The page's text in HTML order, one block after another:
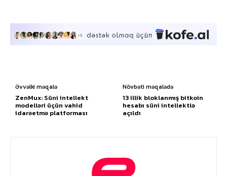
Əvvəlki məqalə
ZenMux: Süni intellekt
modelləri üçün vahid
idarəetmə platforması
Növbəti məqalədə
13 illik bloklanmış bitkoin
hesabı süni intellektlə
açıldı